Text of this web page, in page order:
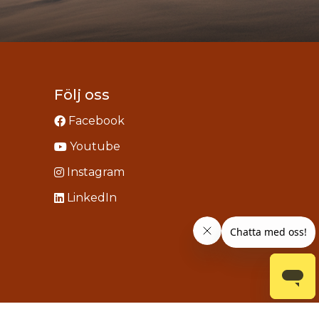
Följ oss
Facebook
Youtube
Instagram
LinkedIn